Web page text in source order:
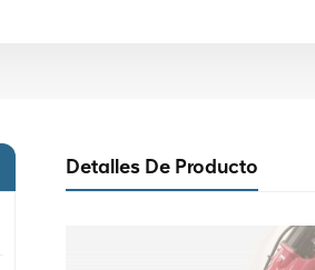
Detalles De Producto